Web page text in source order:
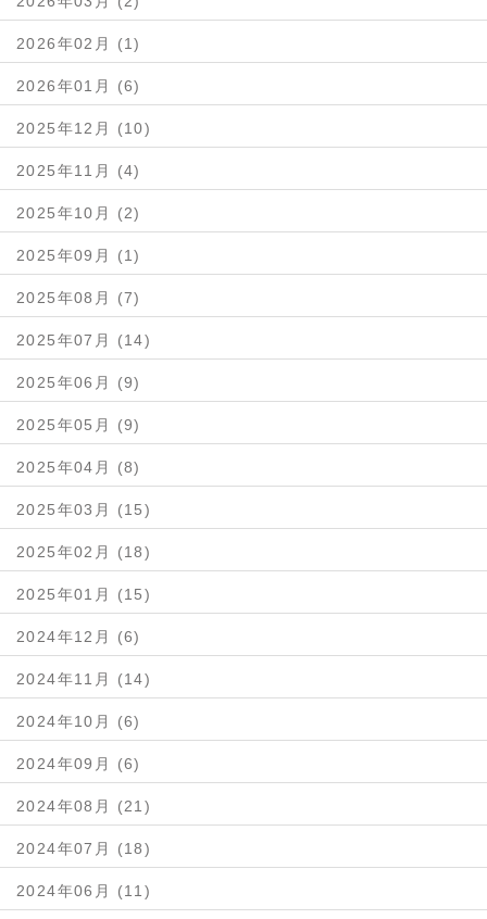
2026年02月 (1)
2026年01月 (6)
2025年12月 (10)
2025年11月 (4)
2025年10月 (2)
2025年09月 (1)
2025年08月 (7)
2025年07月 (14)
2025年06月 (9)
2025年05月 (9)
2025年04月 (8)
2025年03月 (15)
2025年02月 (18)
2025年01月 (15)
2024年12月 (6)
2024年11月 (14)
2024年10月 (6)
2024年09月 (6)
2024年08月 (21)
2024年07月 (18)
2024年06月 (11)